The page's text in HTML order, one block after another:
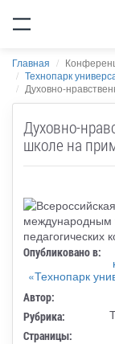
Главная
Технопарк
Духовно-
Духовно-
школе на
Опубликовано в:
«Технопарк
Автор:
Рубрика:
Страницы: